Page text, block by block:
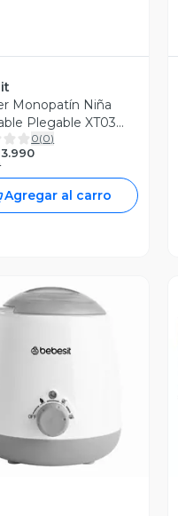
Monopatín Niña
Plegable XT03
0(0)
Agregar al carro
Vista Previa